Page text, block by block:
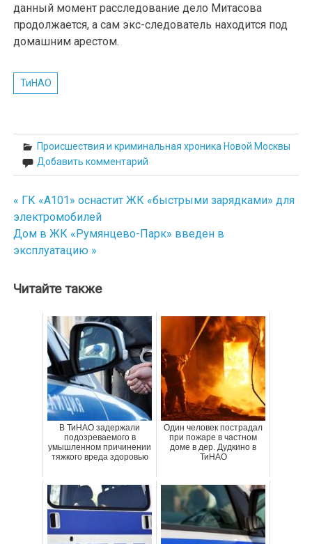
данный момент расследование дело Митасова
продолжается, а сам экс-следователь находится под
домашним арестом.
ТиНАО
Происшествия и криминальная хроника Новой Москвы
Добавить комментарий
Навигация
по
записям
« ГК «А101» оснастит ЖК «быстрыми зарядками» для
электромобилей
Дом в ЖК «Румянцево-Парк» введен в
эксплуатацию »
Читайте также
В ТиНАО задержали
подозреваемого в
умышленном причинении
тяжкого вреда здоровью
Один человек пострадал
при пожаре в частном
доме в дер. Дудкино в
ТиНАО